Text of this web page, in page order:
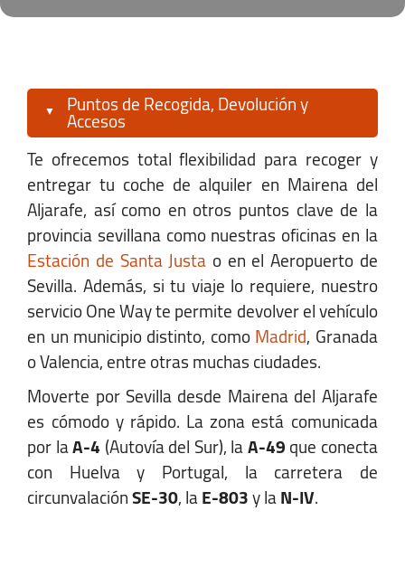
Estación Santa Justa | Avda.Kansas City,
s/n.
Sevilla Santa Justa, Sevilla 41007
+34 652 952 388
sevillaSJ@autofurgo.com
Ver Mapa
Horario:
Lunes-Viernes:07:30 - 22:00
Sábado:07:30 - 21:00
Domingo:07:30 - 21:00
Puntos de Recogida, Devolución y
Accesos
Te ofrecemos total flexibilidad para recoger y
entregar tu coche de alquiler en Mairena del
Aljarafe, así como en otros puntos clave de la
provincia sevillana como nuestras oficinas en la
Estación de Santa Justa o en el Aeropuerto de
Sevilla. Además, si tu viaje lo requiere, nuestro
servicio One Way te permite devolver el vehículo
en un municipio distinto, comoMadrid, Granada
o Valencia, entre otras muchas ciudades.
Moverte por Sevilla desde Mairena del Aljarafe
es cómodo y rápido. La zona está comunicada
por laA-4(Autovía del Sur), laA-49que conecta
con Huelva y Portugal, la carretera de
circunvalaciónSE-30, laE-803y laN-IV.